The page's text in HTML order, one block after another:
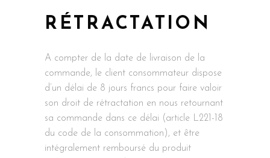
RÉTRACTATION
A compter de la date de livraison de la
commande, le client consommateur dispose
d’un délai de 8 jours francs pour faire valoir
son droit de rétractation en nous retournant
sa commande dans ce délai (article L221-18
du code de la consommation), et être
intégralement remboursé du produit